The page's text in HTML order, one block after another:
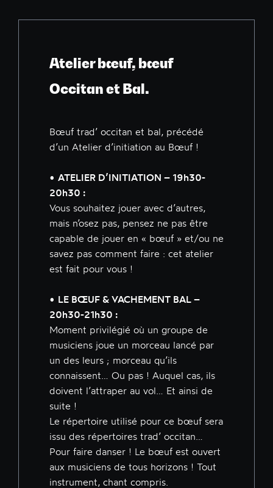
Atelier bœuf, bœuf
Occitan et Bal.
Bœuf trad’ occitan et bal, précédé
d’un Atelier d’initiation au Bœuf !
• ATELIER D’INITIATION – 19h30-
20h30 :
Vous souhaitez jouer avec d’autres,
mais n’osez pas, pensez ne pas être
capable de jouer en « bœuf » et/ou ne
savez pas comment faire : cet atelier
est fait pour vous !
• LE BŒUF & VACHEMENT BAL –
20h30-21h30 :
Moment privilégié où un groupe de
musiciens joue un morceau lancé par
un des leurs ; morceau qu’ils
connaissent… Ou pas ! Auquel cas, ils
doivent l’attraper au vol… Et ainsi de
suite !
Le répertoire utilisé pour ce bœuf sera
issu des répertoires trad’ occitan…
Pour faire danser ! Le bœuf est ouvert
aux musiciens de tous horizons ! Tout
instrument, chant compris.